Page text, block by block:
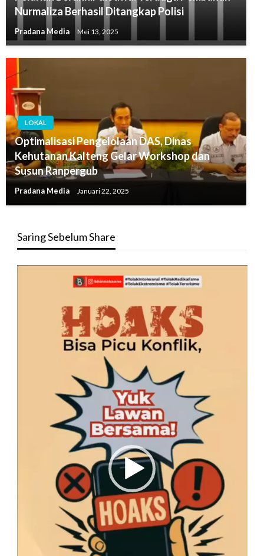
Nurmaliza Berhasil Ditangkap Polisi
Pradana Media Mei 13, 2025
LOKAL
Optimalisasi Pengelolaan DAS, Dinas
Kehutanan Kalteng Gelar Workshop dan
Susun Ranpergub
Pradana Media Januari 22, 2025
Saring Sebelum Share